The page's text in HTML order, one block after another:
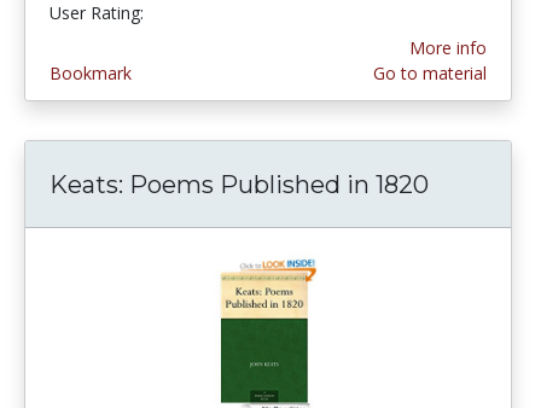
User Rating:
Bookmark
More info
Go to material
Keats: Poems Published in 1820